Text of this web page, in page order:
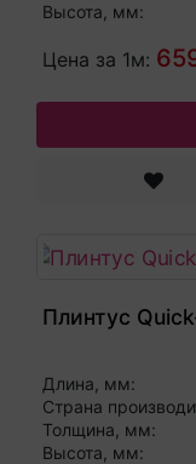
Высота, мм:
Цена за 1м:
Плинтус
Длина, мм:
Страна
Толщина, мм:
Высота, мм: